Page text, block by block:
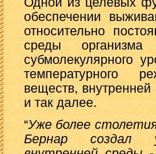
обеспечении
относительно
среды
субмолекулярного
температурного
веществ,
и так далее.
“Уже более
Бернар создал